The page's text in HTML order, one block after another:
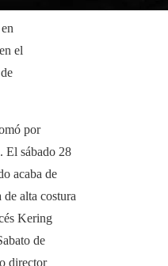
el
por
El sábado 28
acaba de
alta costura
Kering
de
director